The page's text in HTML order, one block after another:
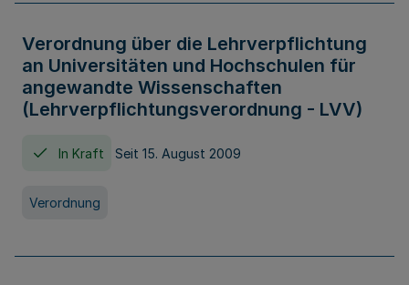
Verordnung über die Lehrverpflichtung
an Universitäten und Hochschulen für
angewandte Wissenschaften
(Lehrverpflichtungsverordnung - LVV)
In Kraft Seit 15. August 2009
Verordnung